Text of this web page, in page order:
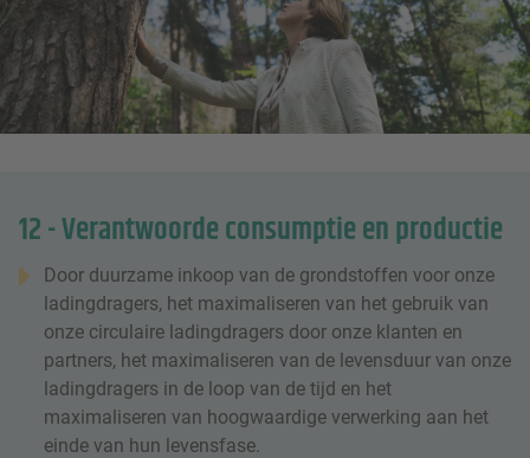
12 - Verantwoorde consumptie en productie
Door duurzame inkoop van de grondstoffen voor onze
ladingdragers, het maximaliseren van het gebruik van
onze circulaire ladingdragers door onze klanten en
partners, het maximaliseren van de levensduur van onze
ladingdragers in de loop van de tijd en het
maximaliseren van hoogwaardige verwerking aan het
einde van hun levensfase.